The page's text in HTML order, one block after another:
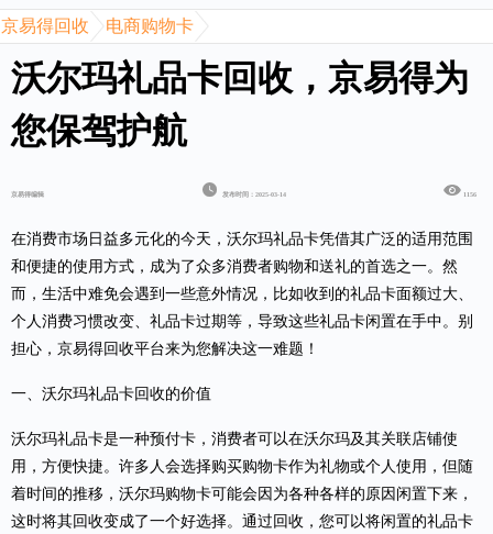
京易得回收 电商购物卡
沃尔玛礼品卡回收，京易得为
您保驾护航
京易得编辑 发布时间：2025-03-14 1156
在消费市场日益多元化的今天，沃尔玛礼品卡凭借其广泛的适用范围
和便捷的使用方式，成为了众多消费者购物和送礼的首选之一。然
而，生活中难免会遇到一些意外情况，比如收到的礼品卡面额过大、
个人消费习惯改变、礼品卡过期等，导致这些礼品卡闲置在手中。别
担心，京易得回收平台来为您解决这一难题！
一、沃尔玛礼品卡 回收的价值
沃尔玛礼品卡是一种预付卡，消费者可以在沃尔玛及其关联店铺使
用，方便快捷。许多人会选择购买购物卡作为礼物或个人使用，但随
着时间的推移，沃尔玛购物卡可能会因为各种各样的原因闲置下来，
这时将其回收变成了一个好选择。通过回收，您可以将闲置的礼品卡